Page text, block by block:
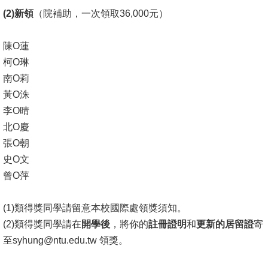
化
高
教
深
耕
辦
法
及
文
心
輔
&
(2)新領（院補助，一次領取36,000元）
陳O蓮
柯O琳
南O莉
黃O洙
李O晴
北O慶
張O朝
史O文
曾O萍
(1)類得獎同學請留意本校國際處領獎須知。
(2)類得獎同學請在開學後 ，將你的註冊證明和更新的居留證寄
至syhung@ntu.edu.tw 領獎。